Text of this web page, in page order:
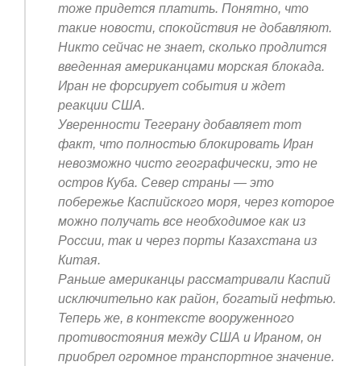
тоже придется платить. Понятно, что
такие новости, спокойствия не добавляют.
Никто сейчас не знает, сколько продлится
введенная американцами морская блокада.
Иран не форсирует события и ждет
реакции США.
Уверенности Тегерану добавляет тот
факт, что полностью блокировать Иран
невозможно чисто географически, это не
остров Куба. Север страны — это
побережье Каспийского моря, через которое
можно получать все необходимое как из
России, так и через порты Казахстана из
Китая.
Раньше американцы рассматривали Каспий
исключительно как район, богатый нефтью.
Теперь же, в контексте вооруженного
противостояния между США и Ираном, он
приобрел огромное транспортное значение.